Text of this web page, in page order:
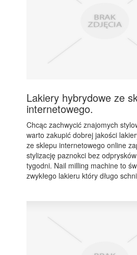
Lakiery hybrydowe ze
internetowego.
Chcąc zachwycić znajomych
warto zakupić dobrej jakości
ze sklepu internetowego online
stylizację paznokci bez
tygodni. Nail milling machine to
zwykłego lakieru który długo